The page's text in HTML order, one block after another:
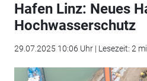
Hafen Linz: Neues
Hochwasserschutz
29.07.2025 10:06 Uhr | Lesezeit: 2